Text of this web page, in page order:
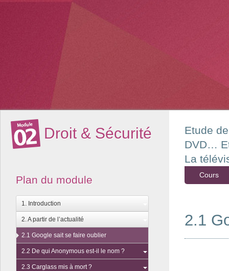
Droit & Sécurité
Plan du module
1. Introduction
2. A partir de l’actualité
2.1 Google sait se faire oublier
2.2 De qui Anonymous est-il le nom ?
2.3 Carglass mis à mort ?
Etude
DVD…
La
Cours
2.1